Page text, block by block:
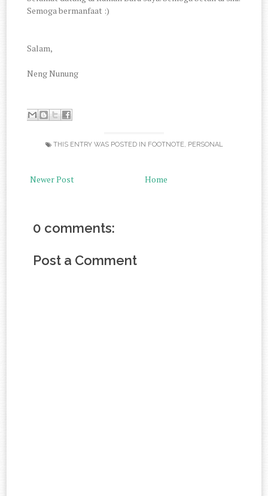
Semoga bermanfaat :)
Salam,
Neng Nunung
THIS ENTRY WAS POSTED IN FOOTNOTE, PERSONAL
Newer Post Home
0 comments:
Post a Comment